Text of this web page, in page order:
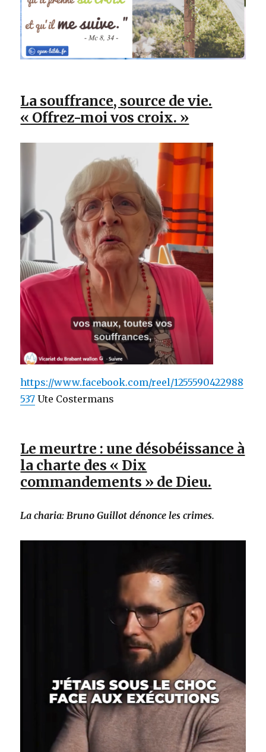
La souffrance, source de vie.
« Offrez-moi vos croix. »
https://www.facebook.com/reel/1255590422988
537 Ute Costermans
Le meurtre : une désobéissance à
la charte des « Dix
commandements » de Dieu.
La charia: Bruno Guillot dénonce les crimes.